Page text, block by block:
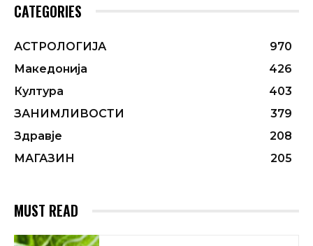
CATEGORIES
АСТРОЛОГИЈА
970
Македонија
426
Култура
403
ЗАНИМЛИВОСТИ
379
Здравје
208
МАГАЗИН
205
MUST READ